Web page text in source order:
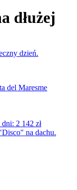
dłużej
del Maresme
2 142 zł